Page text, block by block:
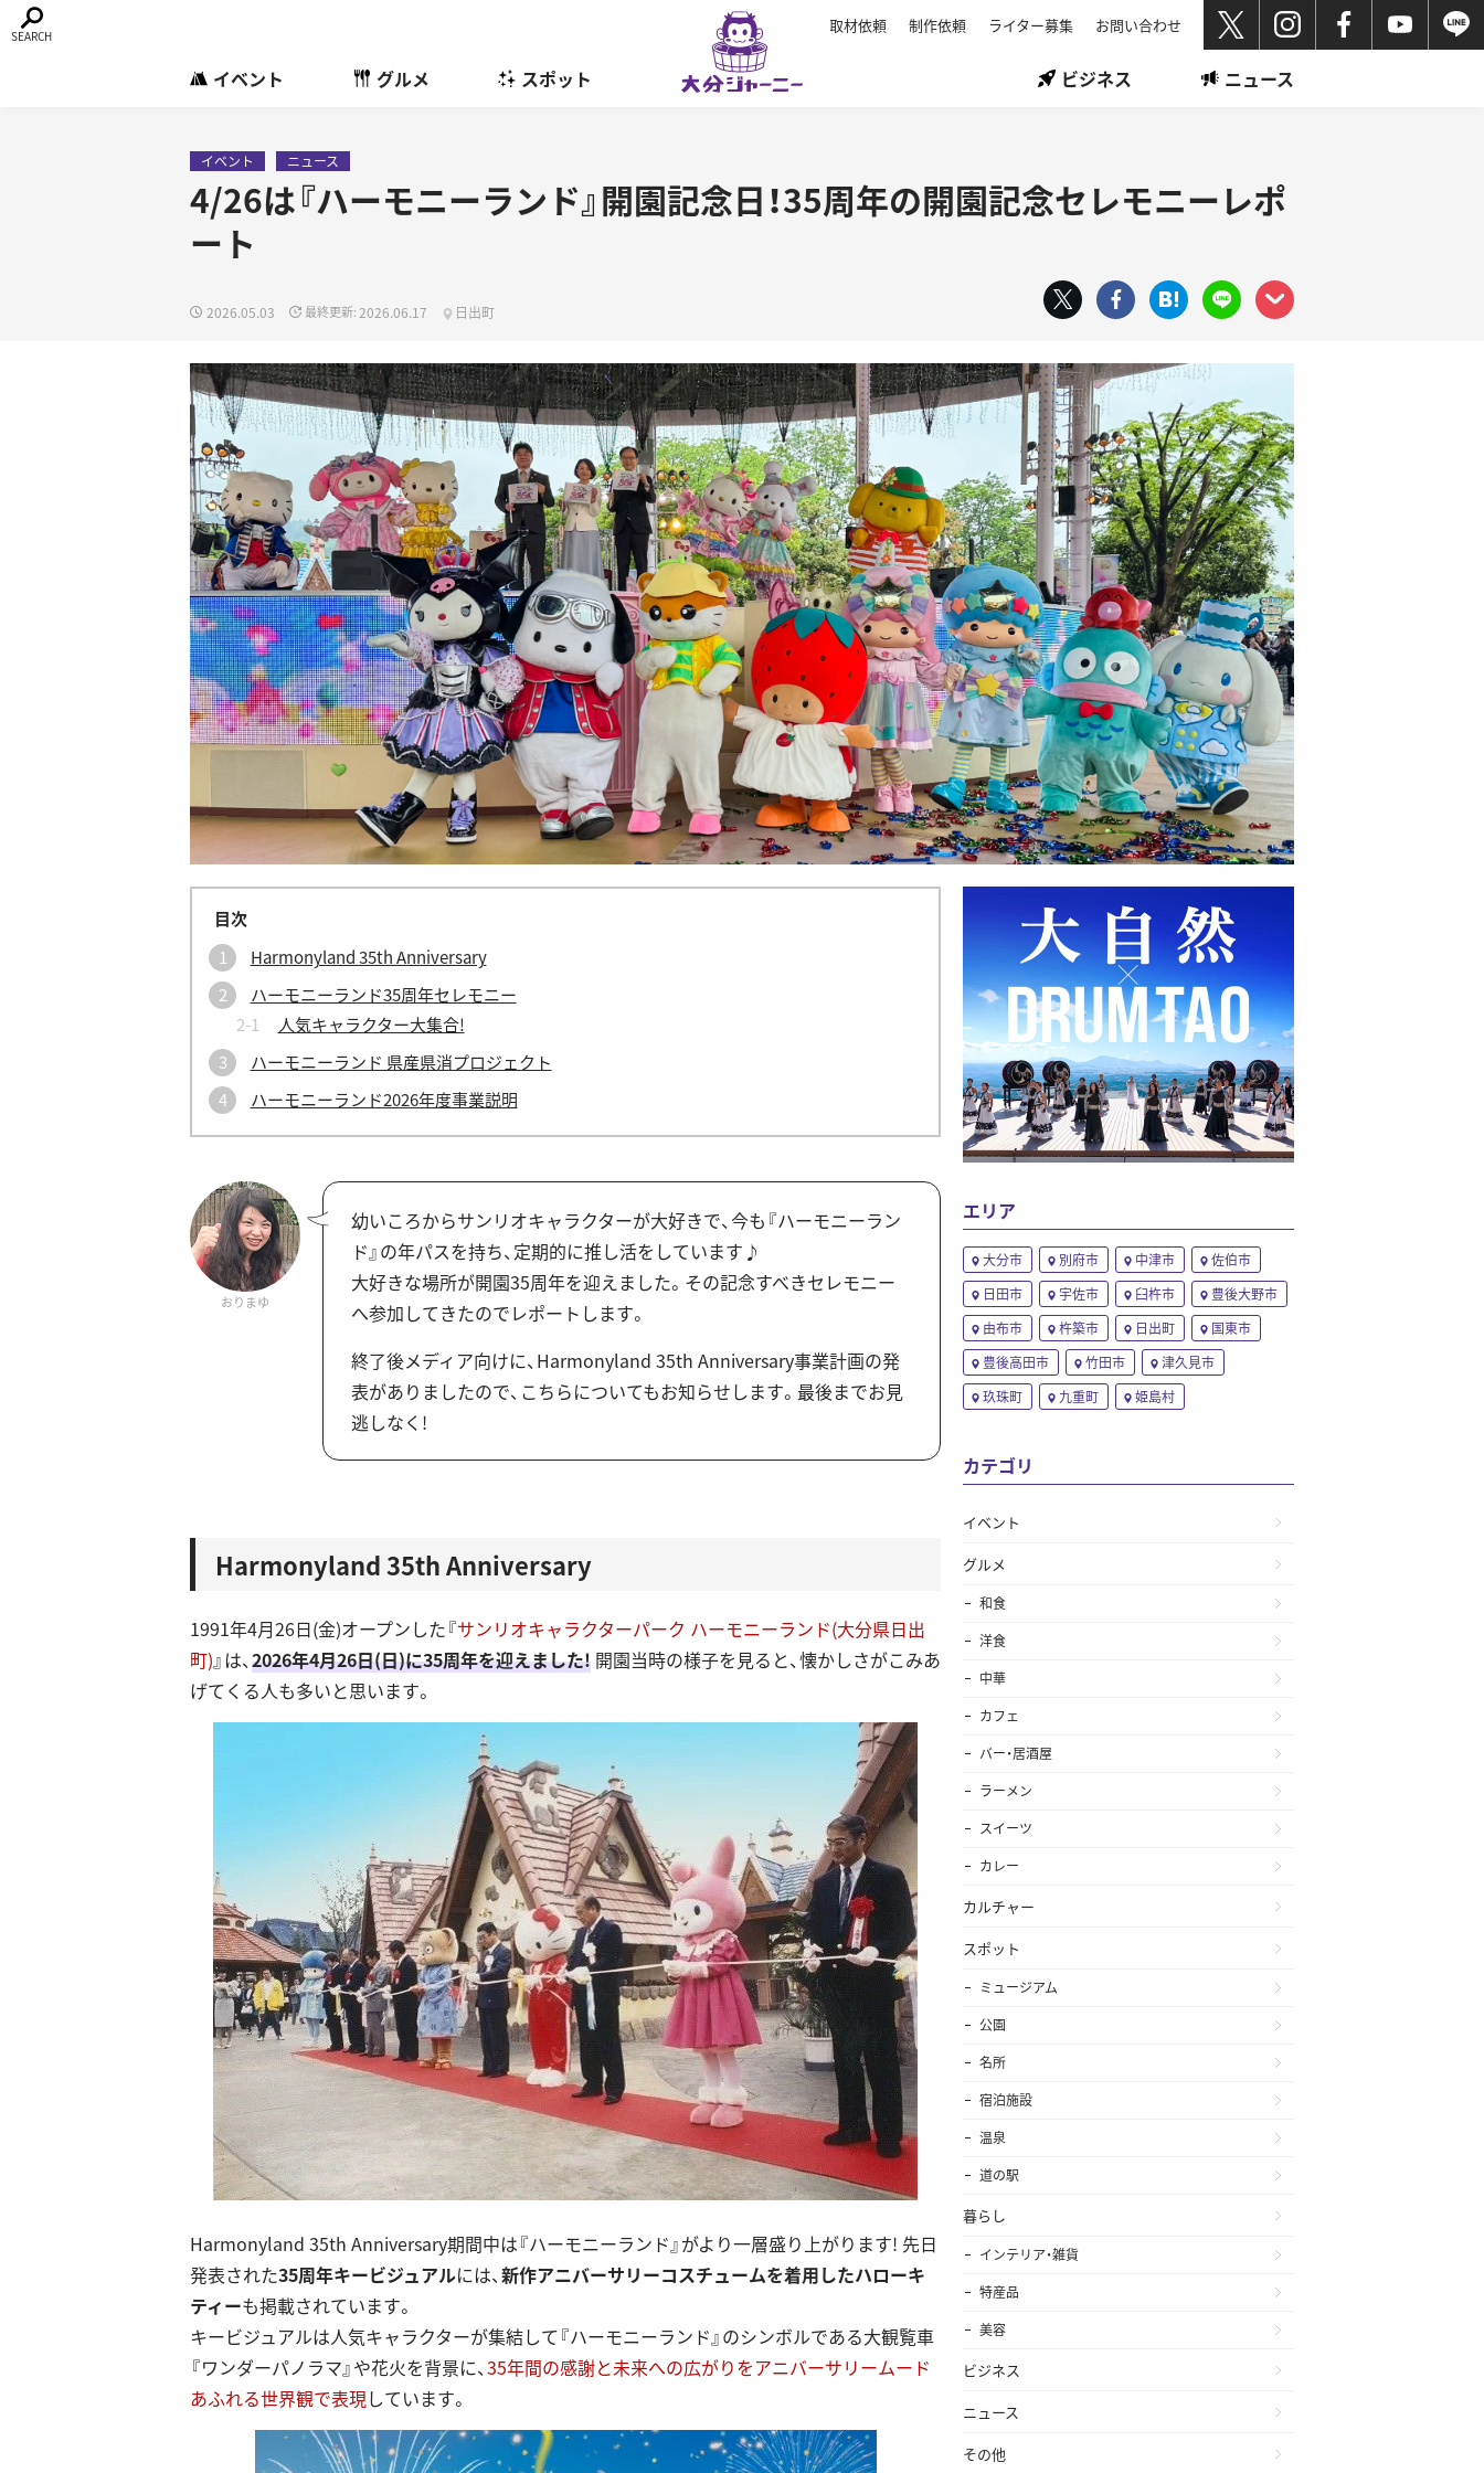
取材依頼 制作依頼 ライター募集 お問い合わせ
イベント グルメ スポット 暮らし ビジネス ニュース
イベント ニュース
4/26は『ハーモニーランド』開園記念日！35周年の開園記念セレモニーレポ
ート
2026.05.03 2026.06.17 日出町
Harmonyland 35th Anniversary
ハーモニーランド35周年セレモニー
人気キャラクター大集合!
ハーモニーランド 県産県消プロジェクト
ハーモニーランド2026年度事業説明
おりまゆ
幼いころからサンリオキャラクターが大好きで、今も『ハーモニーラン
ド』の年パスを持ち、定期的に推し活をしています♪
大好きな場所が開園35周年を迎えました。その記念すべきセレモニー
へ参加してきたのでレポートします。
終了後メディア向けに、Harmonyland 35th Anniversary事業計画の発
表がありましたので、こちらについてもお知らせします。最後までお見
逃しなく!
Harmonyland 35th Anniversary
1991年4月26日(金)オープンした『サンリオキャラクターパーク ハーモニーランド(大分県日出
町)』は、 2026年4月26日(日)に35周年を迎えました! 開園当時の様子を見ると、懐かしさがこみあ
げてくる人も多いと思います。
Harmonyland 35th Anniversary期間中は『ハーモニーランド』がより一層盛り上がります! 先日
発表された35周年キービジュアルには、 新作アニバーサリーコスチュームを着用したハローキ
ティーも掲載されています。
キービジュアルは人気キャラクターが集結して『ハーモニーランド』のシンボルである大観覧車
『ワンダーパノラマ』や花火を背景に、 35年間の感謝と未来への広がりをアニバーサリームード
あふれる世界観で表現しています。
エリア
大分市 別府市 中津市
佐伯市
日田市
宇佐市 臼杵市
豊後大野市
由布市
杵築市 日出町
国東市
豊後高田市
竹田市
津久見市
玖珠町
九重町 姫島村
カテゴリ
イベント
グルメ
和食
洋食
中華
カフェ
バー・居酒屋
ラーメン
スイーツ
カレー
カルチャー
スポット
ミュージアム
公園
名所
宿泊施設
温泉
道の駅
暮らし
インテリア・雑貨
特産品
美容
ビジネス
ニュース
その他